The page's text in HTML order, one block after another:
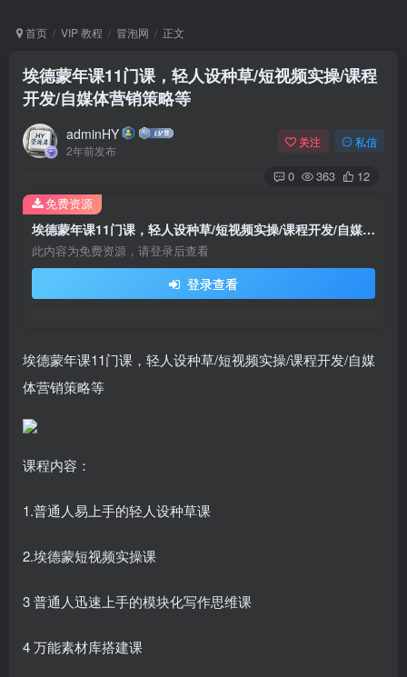
首页 VIP 教程 冒泡网 正文
埃德蒙年课11门课，轻人设种草/短视频实操/课程
开发/自媒体营销策略等
adminHY
2年前发布
关注 私信
0 363 12
埃德蒙年课11门课，轻人设种草/短视频实操/课程开发/自媒体营销策略等
此内容为免费资源，请登录后查看
登录查看
免费资源
埃德蒙年课11门课，轻人设种草/短视频实操/课程开发/自媒
体营销策略等
课程内容：
1.普通人易上手的轻人设种草课
2.埃德蒙短视频实操课
3 普通人迅速上手的模块化写作思维课
4 万能素材库搭建课